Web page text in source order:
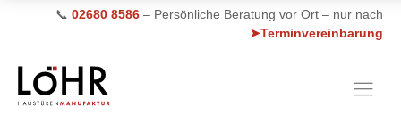
📞 02680 8586 – Persönliche Beratung vor Ort – nur nach
➤Terminvereinbarung